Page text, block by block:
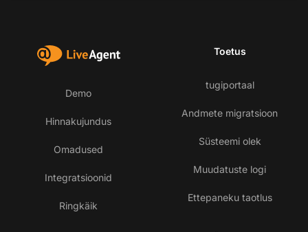
Demo
Hinnakujundus
Omadused
Integratsioonid
Ringkäik
Toetus
tugiportaal
Andmete migratsioon
Süsteemi olek
Muudatuste logi
Ettepaneku taotlus